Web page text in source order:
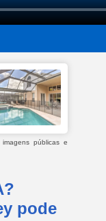
públicas e
pode